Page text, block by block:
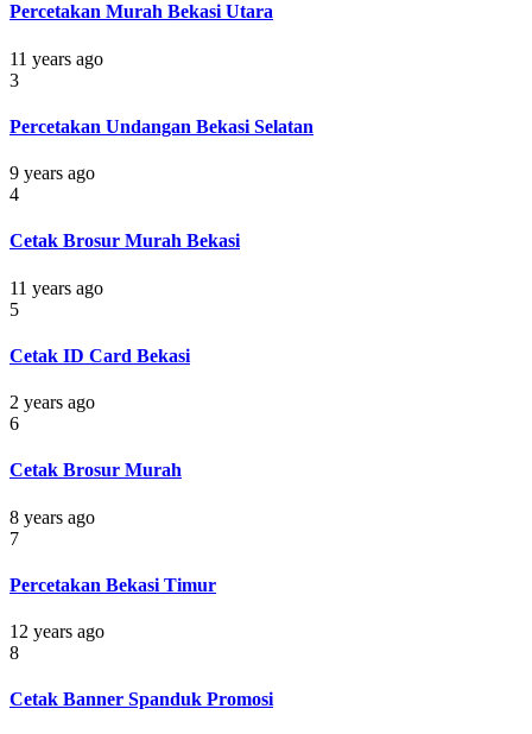
Percetakan Murah Bekasi Utara
11 years ago
3
Percetakan Undangan Bekasi Selatan
9 years ago
4
Cetak Brosur Murah Bekasi
11 years ago
5
Cetak ID Card Bekasi
2 years ago
6
Cetak Brosur Murah
8 years ago
7
Percetakan Bekasi Timur
12 years ago
8
Cetak Banner Spanduk Promosi